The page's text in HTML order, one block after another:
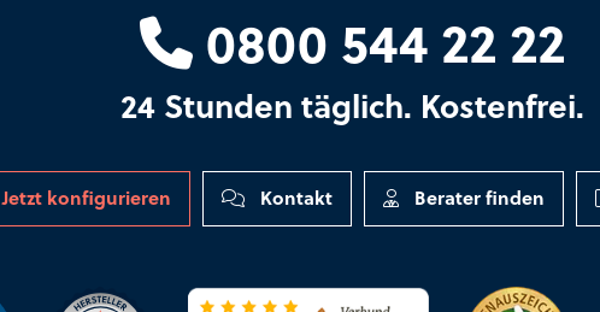
0800 544 22 22
24 Stunden täglich. Kostenfrei.
Jetzt konfigurieren Kontakt Berater finden